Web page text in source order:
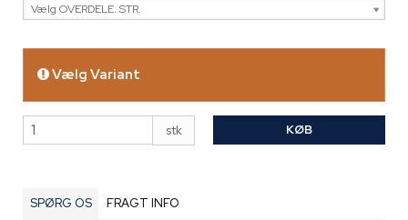
Vælg OVERDELE. STR.
Vælg Variant
stk KØB
SPØRG OS FRAGT INFO